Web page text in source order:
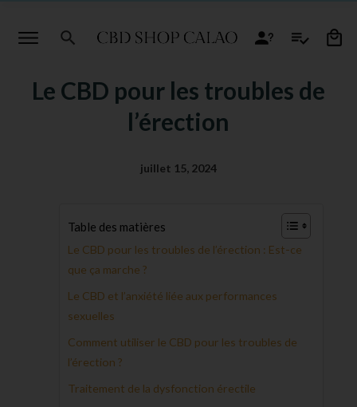
Le CBD pour les troubles de
l’érection
juillet 15, 2024
Table des matières
Le CBD pour les troubles de l’érection : Est-ce
que ça marche ?
Le CBD et l’anxiété liée aux performances
sexuelles
Comment utiliser le CBD pour les troubles de
l’érection ?
Traitement de la dysfonction érectile